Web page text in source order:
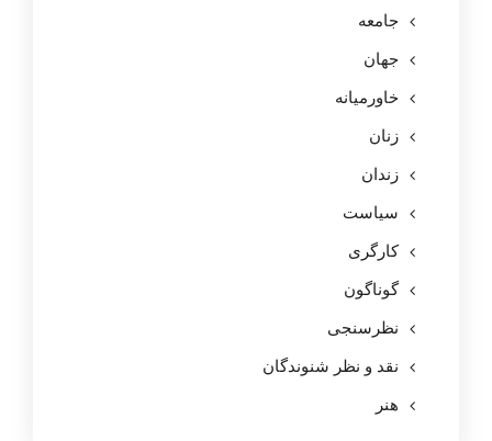
جامعه
جهان
خاورمیانه
زنان
زندان
سیاست
کارگری
گوناگون
نظرسنجی
نقد و نظر شنوندگان
هنر